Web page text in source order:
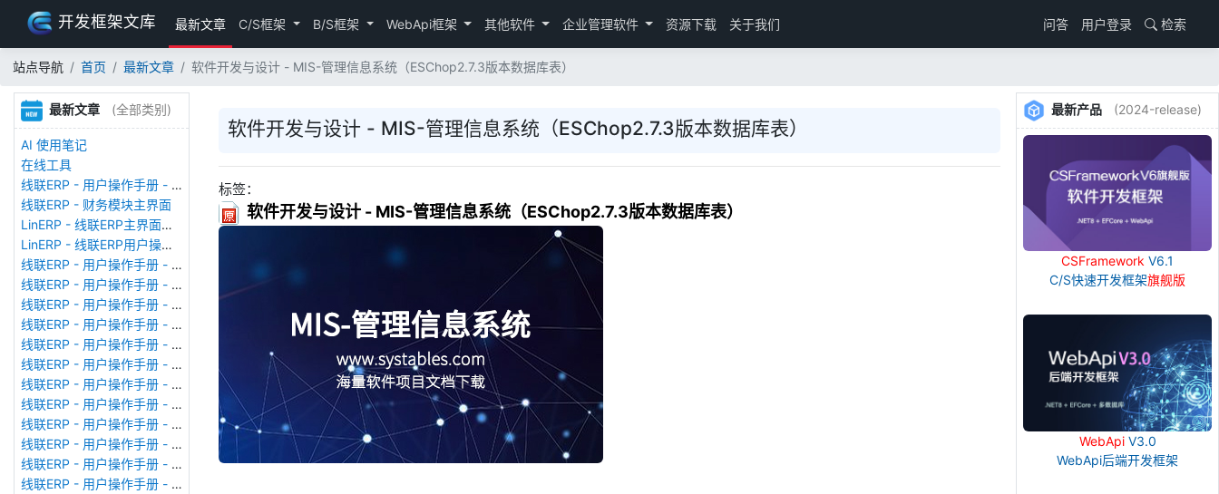
开发框架文库 最新文章 C/S框架 B/S框架 WebApi框架 其他软件 企业管理软件 资源下载 关于我们 问答 用户登录 检索
站点导航 首页 最新文章 软件开发与设计 - MIS-管理信息系统（ESChop2.7.3版本数据库表）
最新文章 (全部类别)
AI 使用笔记
在线工具
线联ERP - 用户操作手册 - 存货期初
线联ERP - 财务模块主界面
LinERP - 线联ERP主界面（HOME）
LinERP - 线联ERP用户操作手册 - 系统登陆
线联ERP - 用户操作手册 - 查看在线用户
线联ERP - 用户操作手册 - 数据备份
线联ERP - 用户操作手册 - 工厂管理
线联ERP - 用户操作手册 - 帐套管理
线联ERP - 用户操作手册 - 语种设置
线联ERP - 用户操作手册 - 国际化多语言
线联ERP - 用户操作手册 - 报表管理
线联ERP - 用户操作手册 - 字段名管理
线联ERP - 用户操作手册 - 模块管理
线联ERP - 用户操作手册 - 广播消息
线联ERP - 用户操作手册 - 审计日志
线联ERP - 用户操作手册 - 公司资料设置
软件开发与设计 - MIS-管理信息系统（ESChop2.7.3版本数据库表）
标签：
软件开发与设计 - MIS-管理信息系统（ESChop2.7.3版本数据库表）
最新产品 (2024-release)
CSFramework V6.1
C/S快速开发框架旗舰版
WebApiV3.0
WebApi后端开发框架